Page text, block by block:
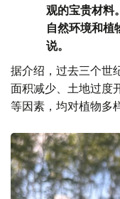
观的宝贵材料
自然环境和植
说。
据介绍，过去三个世
面积减少、土地过度
等因素，均对植物多